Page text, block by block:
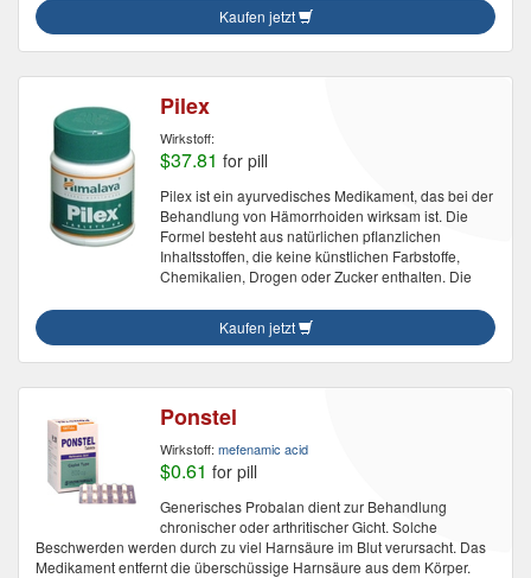
Kaufen jetzt
Pilex
Wirkstoff:
$37.81 for pill
Pilex ist ein ayurvedisches Medikament, das bei der
Behandlung von Hämorrhoiden wirksam ist. Die
Formel besteht aus natürlichen pflanzlichen
Inhaltsstoffen, die keine künstlichen Farbstoffe,
Chemikalien, Drogen oder Zucker enthalten. Die
Kaufen jetzt
Ponstel
Wirkstoff: mefenamic acid
$0.61 for pill
Generisches Probalan dient zur Behandlung
chronischer oder arthritischer Gicht. Solche
Beschwerden werden durch zu viel Harnsäure im Blut verursacht. Das
Medikament entfernt die überschüssige Harnsäure aus dem Körper.